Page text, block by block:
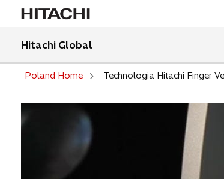
Hitachi Global
Poland Home Technologia Hitachi Finger